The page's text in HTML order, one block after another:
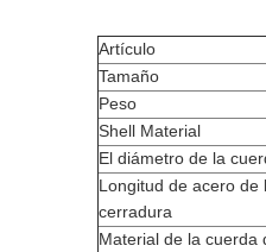
Artículo
Tamaño
Peso
Shell Material
El diámetro de la
Longitud de acero de
cerradura
Material de la cuerda